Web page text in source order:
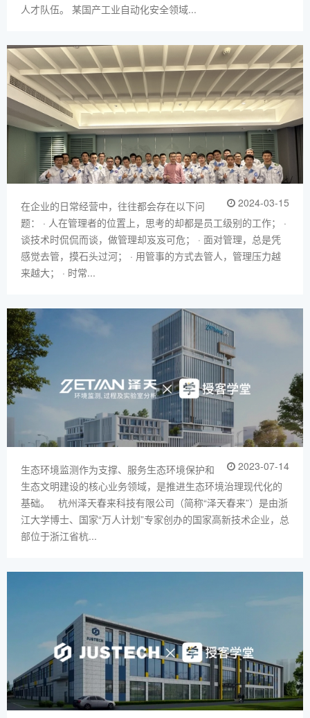
人才队伍。 某国产工业自动化安全领域...
2024-03-15
在企业的日常经营中，往往都会存在以下问
题： · 人在管理者的位置上，思考的却都是员工级别的工作； ·
谈技术时侃侃而谈，做管理却岌岌可危； · 面对管理，总是凭
感觉去管，摸石头过河； · 用管事的方式去管人，管理压力越
来越大； · 时常...
2023-07-14
生态环境监测作为支撑、服务生态环境保护和
生态文明建设的核心业务领域，是推进生态环境治理现代化的
基础。 杭州泽天春来科技有限公司（简称“泽天春来”）是由浙
江大学博士、国家“万人计划”专家创办的国家高新技术企业，总
部位于浙江省杭...